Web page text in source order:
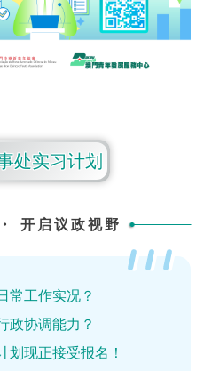
处实习计划
开启议政视野
常工作实况？
政协调能力？
划现正接受报名！